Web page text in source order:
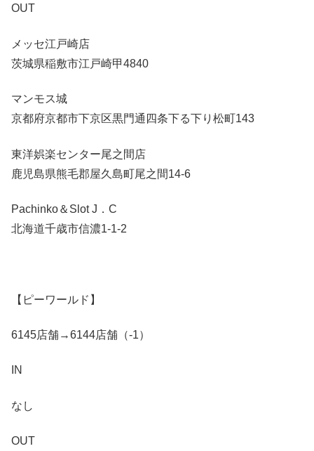
OUT
メッセ江戸崎店
茨城県稲敷市江戸崎甲4840
マンモス城
京都府京都市下京区黒門通四条下る下り松町143
東洋娯楽センター尾之間店
鹿児島県熊毛郡屋久島町尾之間14-6
Pachinko＆Slot J．C
北海道千歳市信濃1-1-2
【ピーワールド】
6145店舗→6144店舗（-1）
IN
なし
OUT